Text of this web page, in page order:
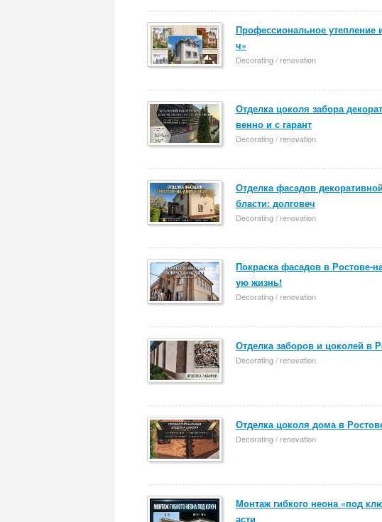
Профессиональное утепление
ч»
Decorating / renovation
Отделка цоколя забора
венно и с гарант
Decorating / renovation
Отделка фасадов
бласти: долговеч
Decorating / renovation
Покраска фасадов в Ростове-
ую жизнь!
Decorating / renovation
Отделка заборов и цоколей в
Decorating / renovation
Отделка цоколя дома в
Decorating / renovation
Монтаж гибкого неона «под
асти